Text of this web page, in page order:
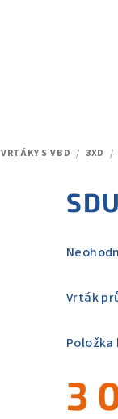
VRTÁKY S VBD / 3XD /
z
Vrták
3